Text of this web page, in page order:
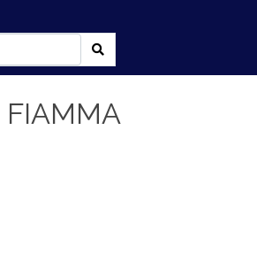
FIAMMA